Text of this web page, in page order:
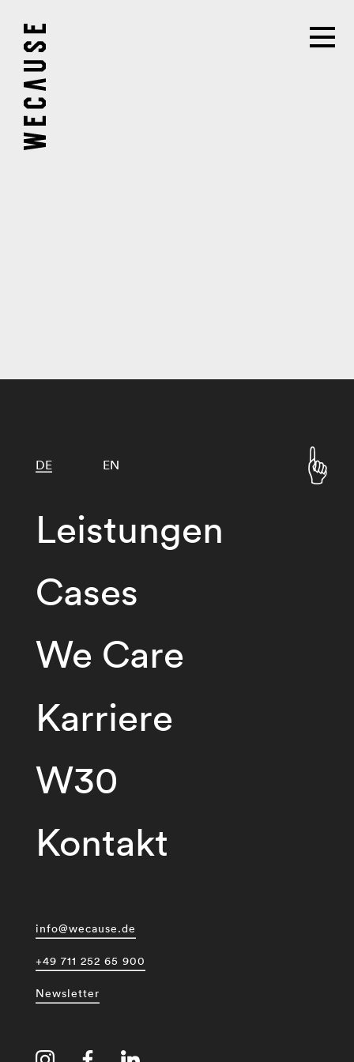
Leistungen
Cases
We Care
Karriere
W30
Kontakt
DE EN
info@wecause.de
+49 711 252 65 900
Newsletter